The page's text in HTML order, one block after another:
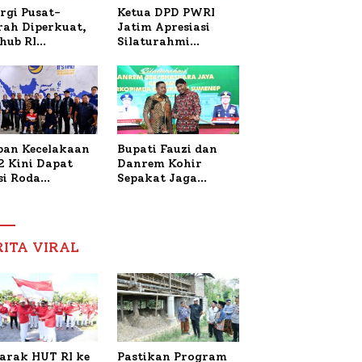
Pusat-
Diperkuat,
RI
Bahas
KM
Sentosa II
Ketua DPD PWRI
Jatim Apresiasi
Silaturahmi
dan PWRI, Sebut
Kemitraan Ideal
Polri-Pers
Kecelakaan
Kini Dapat
Roda
Nabil
Bupati Fauzi dan
Danrem Kohir
Sepakat Jaga
VIRAL
HUT RI ke
Pastikan Program